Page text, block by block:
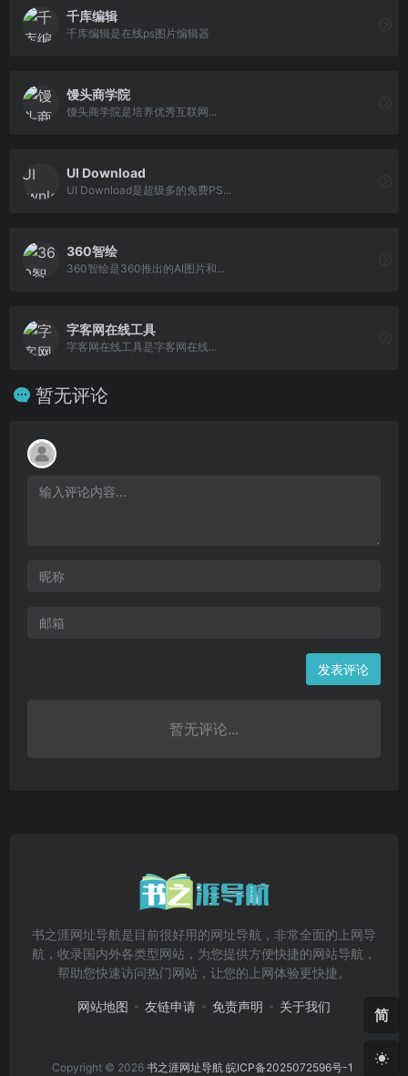
千库编辑
千库编辑是在线ps图片编辑器
馒头商学院
馒头商学院是培养优秀互联网...
UI Download
UI Download是超级多的免费PS...
360智绘
360智绘是360推出的AI图片和...
字客网在线工具
字客网在线工具是字客网在线...
暂无评论
发表评论
暂无评论...
书之涯网址导航是目前很好用的网址导航，非常全面的上网导
航，收录国内外各类型网站，为您提供方便快捷的网站导航，
帮助您快速访问热门网站，让您的上网体验更快捷。
网站地图 友链申请 免责声明 关于我们
Copyright © 2026 书之涯网址导航 皖ICP备2025072596号-1
简